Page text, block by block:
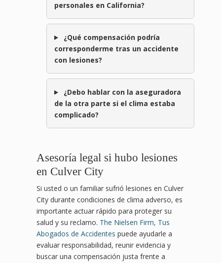
personales en California?
¿Qué compensación podría
corresponderme tras un accidente
con lesiones?
¿Debo hablar con la aseguradora
de la otra parte si el clima estaba
complicado?
Asesoría legal si hubo lesiones
en Culver City
Si usted o un familiar sufrió lesiones en Culver
City durante condiciones de clima adverso, es
importante actuar rápido para proteger su
salud y su reclamo. The Nielsen Firm, Tus
Abogados de Accidentes puede ayudarle a
evaluar responsabilidad, reunir evidencia y
buscar una compensación justa frente a